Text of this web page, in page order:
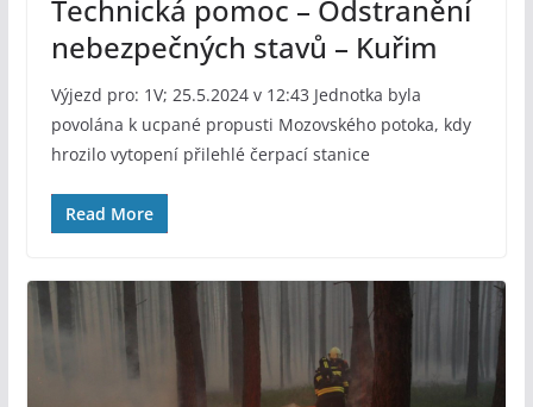
Technická pomoc – Odstranění
nebezpečných stavů – Kuřim
Výjezd pro: 1V; 25.5.2024 v 12:43 Jednotka byla
povolána k ucpané propusti Mozovského potoka, kdy
hrozilo vytopení přilehlé čerpací stanice
Read More